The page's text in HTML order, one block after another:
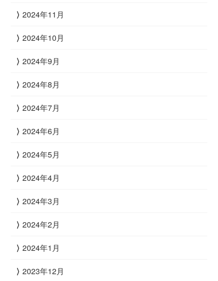
2024年11月
2024年10月
2024年9月
2024年8月
2024年7月
2024年6月
2024年5月
2024年4月
2024年3月
2024年2月
2024年1月
2023年12月